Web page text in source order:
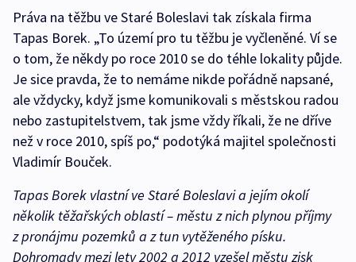
Práva na těžbu ve Staré Boleslavi tak získala firma
Tapas Borek. „To území pro tu těžbu je vyčleněné. Ví se
o tom, že někdy po roce 2010 se do téhle lokality půjde.
Je sice pravda, že to nemáme nikde pořádně napsané,
ale vždycky, když jsme komunikovali s městskou radou
nebo zastupitelstvem, tak jsme vždy říkali, že ne dříve
než v roce 2010, spíš po,“ podotýká majitel společnosti
Vladimír Bouček.
Tapas Borek vlastní ve Staré Boleslavi a jejím okolí
několik těžařských oblastí – městu z nich plynou příjmy
z pronájmu pozemků a z tun vytěženého písku.
Dohromady mezi lety 2002 a 2012 vzešel městu zisk